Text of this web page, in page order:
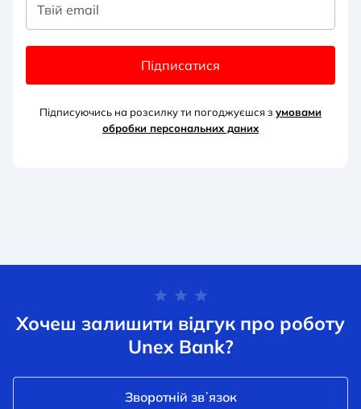
Твій email
Підписатися
Підписуючись на розсилку ти погоджуєшся з умовами
обробки персональних даних
Хочеш залишити відгук про роботу
Unex Bank?
Зворотній звʼязок